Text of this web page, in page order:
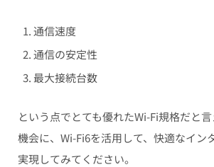
通信速度
通信の安定性
最大接続台数
という点でとても優れたWi-Fi規格だと
機会に、Wi-Fi6を活用して、快適なイン
実現してみてください。